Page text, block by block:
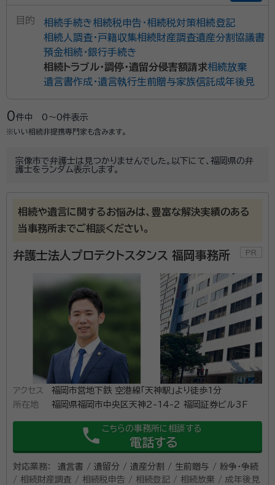
目的 相続手続き相続税申告・相続税対策相続登記
相続人調査・戸籍収集相続財産調査遺産分割協議書
預金相続・銀行手続き
相続トラブル・調停・遺留分侵害額請求相続放棄
遺言書作成・遺言執行生前贈与家族信託成年後見
0件中 0〜0件表示
※いい相続非提携専門家も含みます。
宗像市で弁護士は見つかりませんでした。以下にて、福岡県の弁
護士をランダム表示します。
相続や遺言に関するお悩みは、豊富な解決実績のある
当事務所までご相談ください。
弁護士法人プロテクトスタンス 福岡事務所
アクセス
福岡市営地下鉄 空港線「天神駅」より徒歩1分
所在地
福岡県福岡市中央区天神2-14-2 福岡証券ビル3F
phone こちらの事務所に相談する
電話する
対応業務：
遺言書 / 遺留分 / 遺産分割 / 生前贈与 / 紛争・争続
/ 相続財産調査 / 相続税申告 / 相続登記 / 相続放棄 / 成年後見